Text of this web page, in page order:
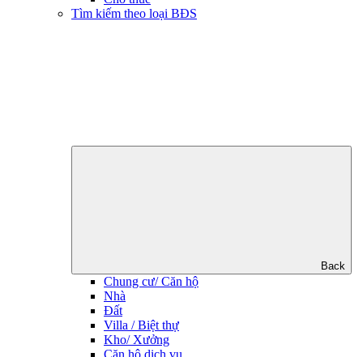
Tìm kiếm theo loại BĐS
Back
Chung cư/ Căn hộ
Nhà
Đất
Villa / Biệt thự
Kho/ Xưởng